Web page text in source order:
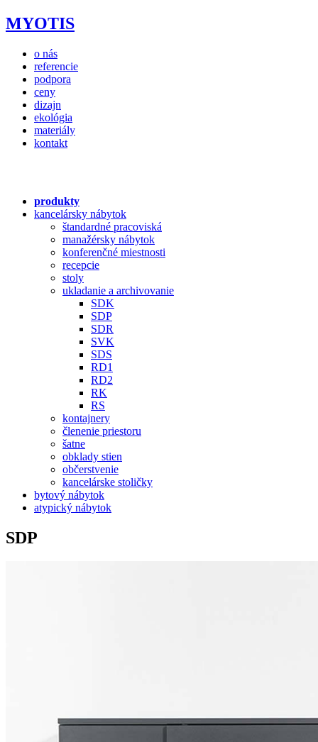
MYOTIS
o nás
referencie
podpora
ceny
dizajn
ekológia
materiály
kontakt
produkty
kancelársky nábytok
štandardné pracoviská
manažérsky nábytok
konferenčné miestnosti
recepcie
stoly
ukladanie a archivovanie
SDK
SDP
SDR
SVK
SDS
RD1
RD2
RK
RS
kontajnery
členenie priestoru
šatne
obklady stien
občerstvenie
kancelárske stoličky
bytový nábytok
atypický nábytok
SDP